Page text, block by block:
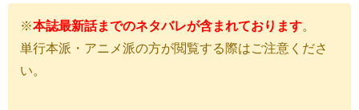
※本誌最新話までのネタバレが含まれております。
単行本派・アニメ派の方が閲覧する際はご注意くださ
い。